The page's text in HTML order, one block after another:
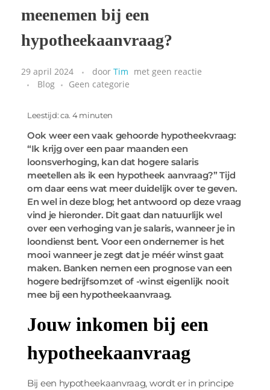
meenemen bij een
hypotheekaanvraag?
29 april 2024 door Tim met geen reactie
Blog
Geen categorie
Leestijd: ca. 4 minuten
Ook weer een vaak gehoorde hypotheekvraag:
“Ik krijg over een paar maanden een
loonsverhoging, kan dat hogere salaris
meetellen als ik een hypotheek aanvraag?” Tijd
om daar eens wat meer duidelijk over te geven.
En wel in deze blog; het antwoord op deze vraag
vind je hieronder. Dit gaat dan natuurlijk wel
over een verhoging van je salaris, wanneer je in
loondienst bent. Voor een ondernemer is het
mooi wanneer je zegt dat je méér winst gaat
maken. Banken nemen een prognose van een
hogere bedrijfsomzet of -winst eigenlijk nooit
mee bij een hypotheekaanvraag.
Jouw inkomen bij een
hypotheekaanvraag
Bij een hypotheekaanvraag, wordt er in principe